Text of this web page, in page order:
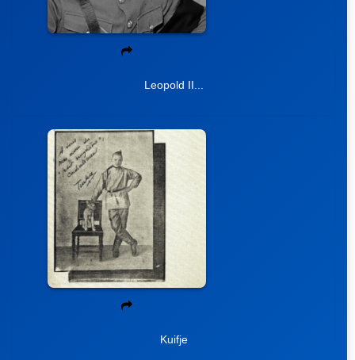
Leopold II...
Kuifje